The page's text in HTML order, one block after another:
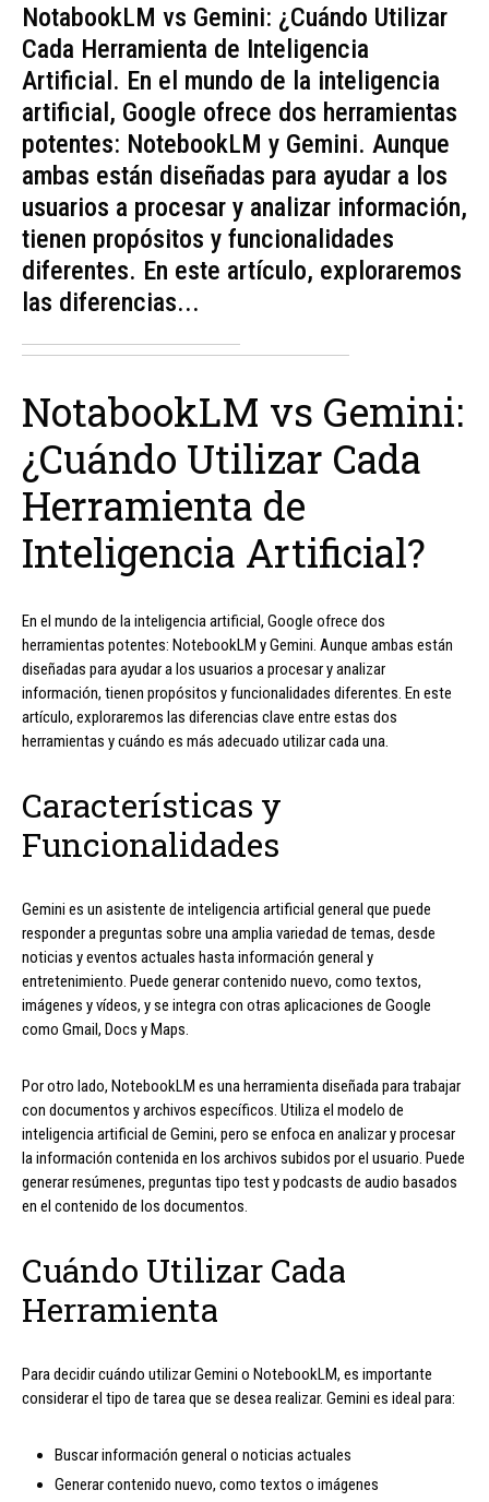
NotabookLM vs Gemini: ¿Cuándo Utilizar
Cada Herramienta de Inteligencia
Artificial. En el mundo de la inteligencia
artificial, Google ofrece dos herramientas
potentes: NotebookLM y Gemini. Aunque
ambas están diseñadas para ayudar a los
usuarios a procesar y analizar información,
tienen propósitos y funcionalidades
diferentes. En este artículo, exploraremos
las diferencias...
NotabookLM vs Gemini:
¿Cuándo Utilizar Cada
Herramienta de
Inteligencia Artificial?
En el mundo de la inteligencia artificial, Google ofrece dos
herramientas potentes: NotebookLM y Gemini. Aunque ambas están
diseñadas para ayudar a los usuarios a procesar y analizar
información, tienen propósitos y funcionalidades diferentes. En este
artículo, exploraremos las diferencias clave entre estas dos
herramientas y cuándo es más adecuado utilizar cada una.
Características y
Funcionalidades
Gemini es un asistente de inteligencia artificial general que puede
responder a preguntas sobre una amplia variedad de temas, desde
noticias y eventos actuales hasta información general y
entretenimiento. Puede generar contenido nuevo, como textos,
imágenes y vídeos, y se integra con otras aplicaciones de Google
como Gmail, Docs y Maps.
Por otro lado, NotebookLM es una herramienta diseñada para trabajar
con documentos y archivos específicos. Utiliza el modelo de
inteligencia artificial de Gemini, pero se enfoca en analizar y procesar
la información contenida en los archivos subidos por el usuario. Puede
generar resúmenes, preguntas tipo test y podcasts de audio basados
en el contenido de los documentos.
Cuándo Utilizar Cada
Herramienta
Para decidir cuándo utilizar Gemini o NotebookLM, es importante
considerar el tipo de tarea que se desea realizar. Gemini es ideal para:
Buscar información general o noticias actuales
Generar contenido nuevo, como textos o imágenes